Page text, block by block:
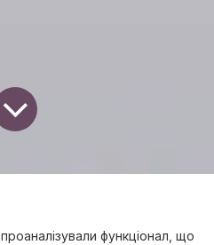
проаналізували функціонал, що